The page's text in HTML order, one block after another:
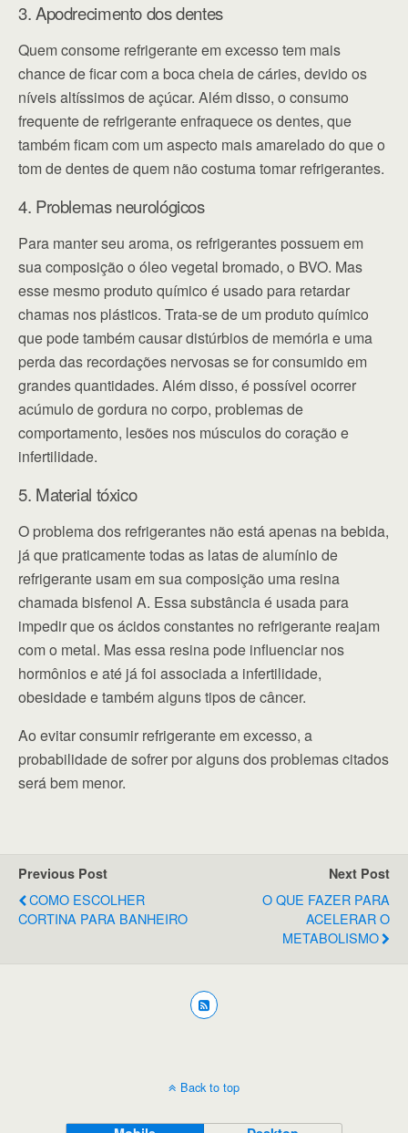
3. Apodrecimento dos dentes
Quem consome refrigerante em excesso tem mais
chance de ficar com a boca cheia de cáries, devido os
níveis altíssimos de açúcar. Além disso, o consumo
frequente de refrigerante enfraquece os dentes, que
também ficam com um aspecto mais amarelado do que o
tom de dentes de quem não costuma tomar refrigerantes.
4. Problemas neurológicos
Para manter seu aroma, os refrigerantes possuem em
sua composição o óleo vegetal bromado, o BVO. Mas
esse mesmo produto químico é usado para retardar
chamas nos plásticos. Trata-se de um produto químico
que pode também causar distúrbios de memória e uma
perda das recordações nervosas se for consumido em
grandes quantidades. Além disso, é possível ocorrer
acúmulo de gordura no corpo, problemas de
comportamento, lesões nos músculos do coração e
infertilidade.
5. Material tóxico
O problema dos refrigerantes não está apenas na bebida,
já que praticamente todas as latas de alumínio de
refrigerante usam em sua composição uma resina
chamada bisfenol A. Essa substância é usada para
impedir que os ácidos constantes no refrigerante reajam
com o metal. Mas essa resina pode influenciar nos
hormônios e até já foi associada a infertilidade,
obesidade e também alguns tipos de câncer.
Ao evitar consumir refrigerante em excesso, a
probabilidade de sofrer por alguns dos problemas citados
será bem menor.
Previous Post
COMO ESCOLHER
CORTINA PARA BANHEIRO
Next Post
O QUE FAZER PARA
ACELERAR O
METABOLISMO
Back to top